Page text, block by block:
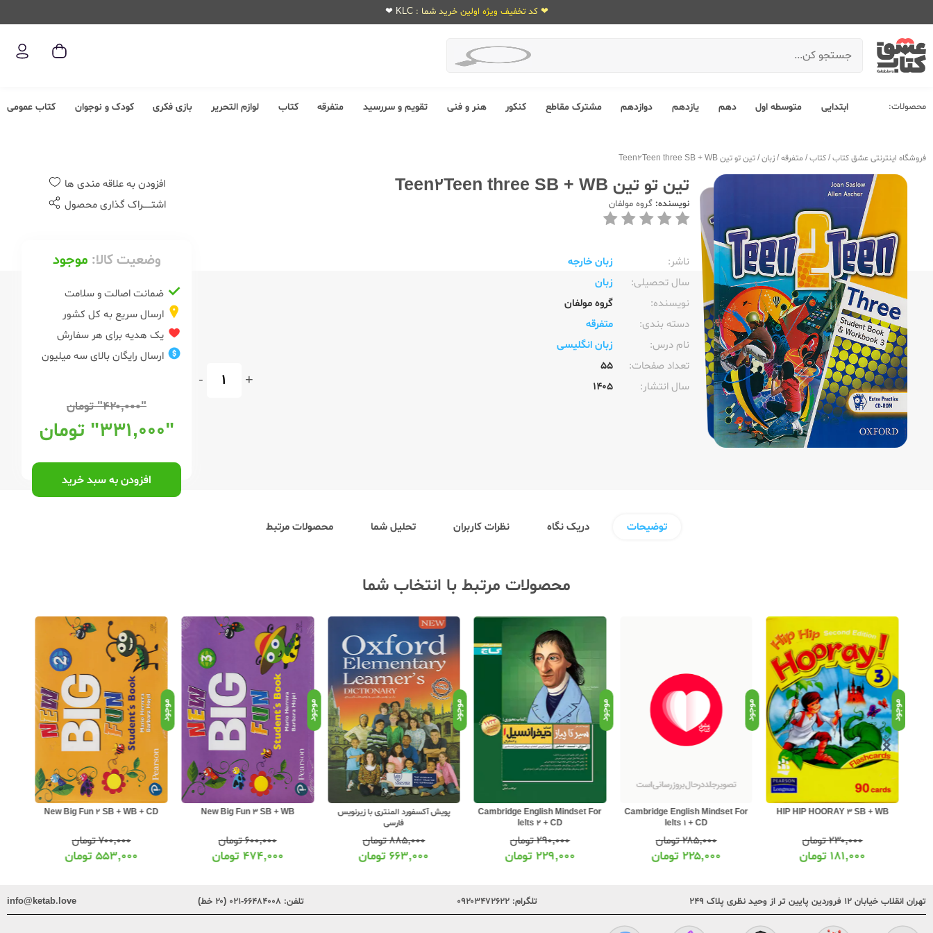
❤ کد تخفیف ویژه اولین خرید شما : KLC ❤
محصولات: ابتدایی متوسطه اول دهم یازدهم دوازدهم مشترک مقاطع کنکور هنر و فنی تقویم و سررسید متفرقه کتاب لوازم التحریر بازی فکری کودک و نوجوان کتاب عمومی
فروشگاه اینترنتی عشق کتاب/کتاب/ متفرقه/زبان/تین تو تین Teen2Teen three SB + WB
تین تو تین Teen2Teen three SB + WB
نویسنده: گروه مولفان
ناشر:‌
زبان خارجه
سال تحصیلی:‌
زبان
نویسنده:‌
گروه مولفان
دسته بندی:
متفرقه
نام درس:
زبان انگلیسی
تعداد صفحات:‌
55
سال انتشار:‌
1405
+
-
افزودن به علاقه مندی ها
اشتــــــراک گذاری محصول
وضعیت کالا: موجود
ضمانت اصالت و سلامت
ارسال سریع به کل کشور
یک هدیه برای هر سفارش
ارسال رایگان بالای سه میلیون
"۴۲۰,۰۰۰" تومان
"۳۳۱,۰۰۰" تومان
افزودن به سبد خرید
توضیحات دریک نگاه نظرات کاربران تحلیل شما محصولات مرتبط
محصولات مرتبط با انتخاب شما
موجود
HIP HIP HOORAY 3 SB + WB
۲۳۰,۰۰۰تومان
۱۸۱,۰۰۰تومان
موجود
Cambridge English Mindset For
Ielts 1 + CD
۲۸۵,۰۰۰تومان
۲۲۵,۰۰۰تومان
موجود
Cambridge English Mindset For
Ielts 2 + CD
۲۹۰,۰۰۰تومان
۲۲۹,۰۰۰ تومان
موجود
پویش آکسفورد المنتری با زیرنویس
فارسی
۸۸۵,۰۰۰تومان
۶۶۳,۰۰۰تومان
موجود
New Big Fun 3 SB + WB
۶۰۰,۰۰۰تومان
۴۷۴,۰۰۰ تومان
موجود
New Big Fun 2 SB + WB + CD
۷۰۰,۰۰۰تومان
۵۵۳,۰۰۰تومان
تهران انقلاب خیابان ۱۲ فروردین پایین تر از وحید نظری پلاک ۲۴۹ تلگرام: ۰۹۲۰۳۴۷۲۶۲۲ تلفن: ۶۶۴۸۴۰۰۸-۰۲۱ (۲۰ خط) info@ketab.love